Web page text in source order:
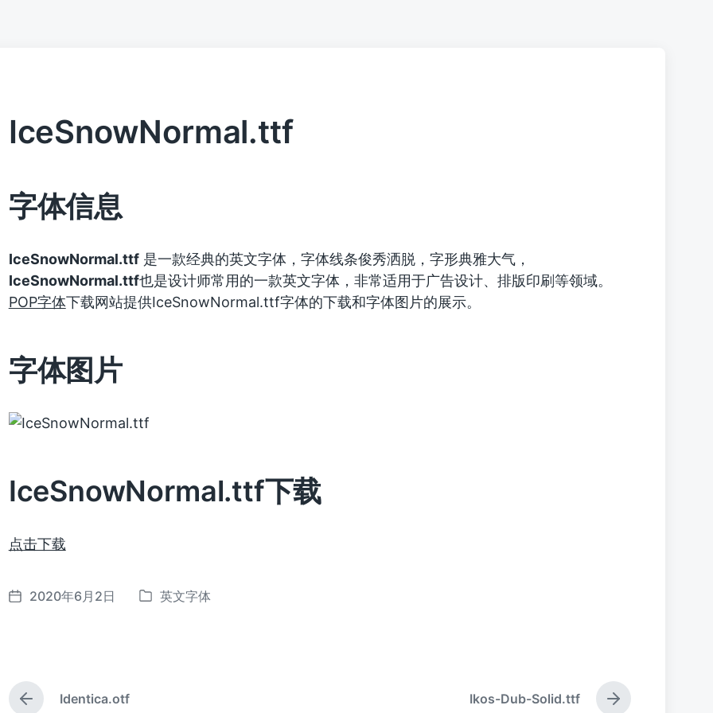
IceSnowNormal.ttf
字体信息
IceSnowNormal.ttf是一款经典的英文字体，字体线条俊秀洒脱，字形典雅大气，
IceSnowNormal.ttf也是设计师常用的一款英文字体，非常适用于广告设计、排版印刷等领域。
POP字体下载网站提供IceSnowNormal.ttf字体的下载和字体图片的展示。
字体图片
IceSnowNormal.ttf下载
点击下载
发
2020年6月2日
发
英文字体
上
Identica.otf
下
Ikos-Dub-Solid.ttf